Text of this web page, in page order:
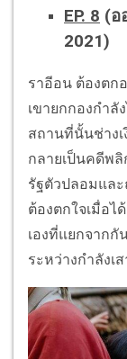
EP. 8 (อ
2021)
ราอีอน ต้องตก
เขายกกองกำลั
สถานที่นั้นช่าง
กลายเป็นคดีพ
รัฐตัวปลอมแล
ต้องตกใจเมื่อไ
เองที่แยกจาก
ระหว่างกำลัง